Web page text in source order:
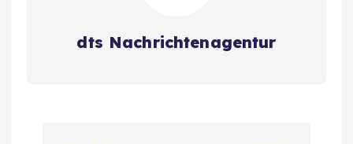
dts Nachrichtenagentur